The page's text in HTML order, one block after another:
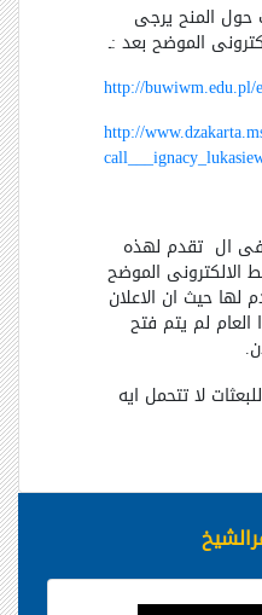
حول المنح يرجى
الموضح بعد :ـ
http://
http://
فى ال تقدم لهذه
الالكترونى الموضح
لها حيث ان الاعلان
لم يتم فتح
لا تتحمل ايه